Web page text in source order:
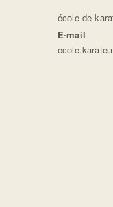
école de
E-mail